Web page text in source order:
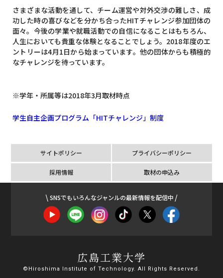
さまざまな活動を通して、チーム運営や対外交渉の難しさ、成
功した時の喜びなどを分かち合ったHITチャレンジ参加団体の
面々。今後の学業や就職活動での自信になることはもちろん、
人生においても貴重な体験となることでしょう。2018年度のエ
ントリーは4月1日から始まっています。他の団体からも積極的
なチャレンジを待っています。
※学年・所属等は2018年3月取材時点
学生自主企画プログラム「HITチャレンジ」制度
サイトポリシー プライバシーポリシー
採用情報 取材の申込み
SNSでもいろんなジャンルの最新情報を配信中
広島工業大学
©Hiroshima Institute of Technology. All Rights Reserved.